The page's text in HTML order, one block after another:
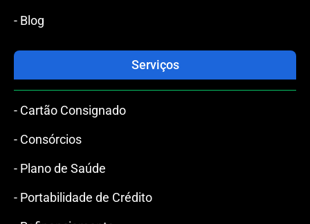
- Blog
Serviços
- Cartão Consignado
- Consórcios
- Plano de Saúde
- Portabilidade de Crédito